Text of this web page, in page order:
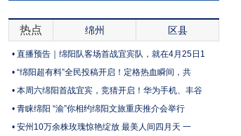
热点 绵州 区县
• 直播预告｜绵阳队客场首战宜宾队，就在4月25日1
• “绵阳超有料”全民投稿开启！定格热血瞬间，共
• 本周六绵阳首战宜宾，竞猜开启！华为手机、丰谷
• 青睐绵阳 “渝”你相约绵阳文旅重庆推介会举行
• 安州10万余株玫瑰惊艳绽放 最美人间四月天 一